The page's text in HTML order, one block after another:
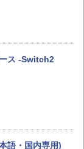
リー タイムスト
早期購入封入
ス -Switch2
語・国内専用)